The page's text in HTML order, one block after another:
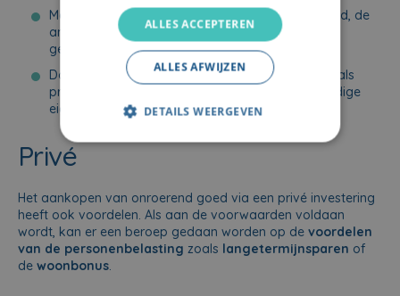
Met
recht van opstal
: de ene partij bezit de grond, de
andere partij wordt (tijdelijk) eigenaar van de
gebouwen die erop staan of opgericht worden.
Door aan te
kopen in onverdeeldheid
: zowel jij als
privépersoon als de vennootschap worden volledige
eigenaar van een deel van het onroerend goed.
Privé
Het aankopen van onroerend goed via een privé investering
heeft ook voordelen. Als aan de voorwaarden voldaan
wordt, kan er een beroep gedaan worden op de voordelen
van de personenbelasting zoals langetermijnsparen of
de woonbonus.
ALLES ACCEPTEREN
ALLES AFWIJZEN
DETAILS WEERGEVEN